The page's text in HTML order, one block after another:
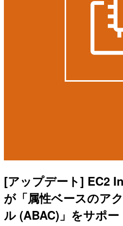
[アップデート] EC2
が「属性ベースのア
ル (ABAC)」をサポ